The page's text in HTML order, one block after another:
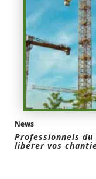
News
Professionnels du
libérer vos